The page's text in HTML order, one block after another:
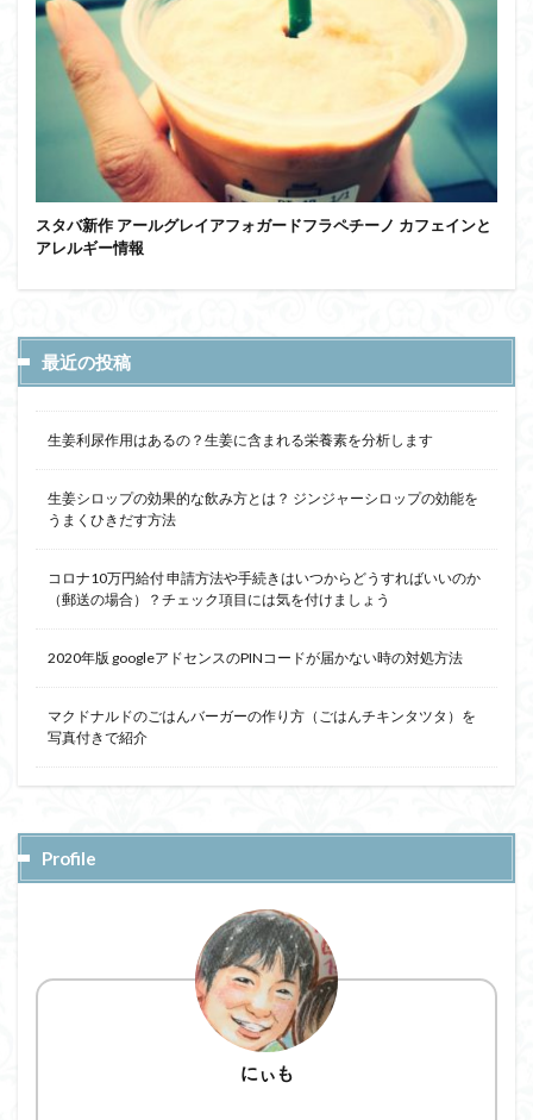
スタバ新作 アールグレイアフォガードフラペチーノ カフェインと
アレルギー情報
最近の投稿
生姜利尿作用はあるの？生姜に含まれる栄養素を分析します
生姜シロップの効果的な飲み方とは？ ジンジャーシロップの効能を
うまくひきだす方法
コロナ10万円給付 申請方法や手続きはいつからどうすればいいのか
（郵送の場合）？チェック項目には気を付けましょう
2020年版 googleアドセンスのPINコードが届かない時の対処方法
マクドナルドのごはんバーガーの作り方（ごはんチキンタツタ）を
写真付きで紹介
Profile
にぃも